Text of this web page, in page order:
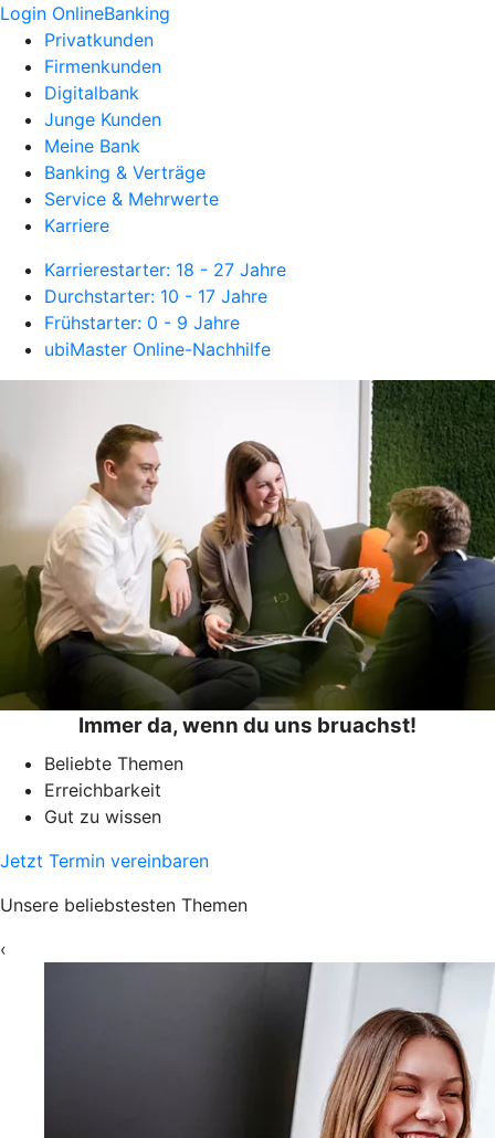
Login OnlineBanking
Privatkunden
Firmenkunden
Digitalbank
Junge Kunden
Meine Bank
Banking & Verträge
Service & Mehrwerte
Karriere
Karrierestarter: 18 - 27 Jahre
Durchstarter: 10 - 17 Jahre
Frühstarter: 0 - 9 Jahre
ubiMaster Online-Nachhilfe
Immer da, wenn du uns bruachst!
Beliebte Themen
Erreichbarkeit
Gut zu wissen
Jetzt Termin vereinbaren
Unsere beliebstesten Themen
‹